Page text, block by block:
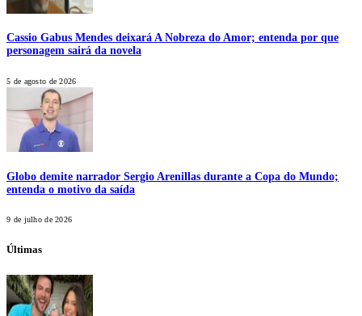
Cassio Gabus Mendes deixará A Nobreza do Amor; entenda por que
personagem sairá da novela
5 de agosto de 2026
Globo demite narrador Sergio Arenillas durante a Copa do Mundo;
entenda o motivo da saída
9 de julho de 2026
Últimas